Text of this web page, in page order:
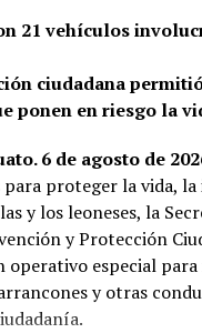
Seguridad, Prevención
con el despliegue
y retirar armas de
la comisión de delitos y
21 vehículos
ciudadana
ponen en riesgo la
6 de agosto de
para proteger la vida,
y los leoneses, la
y Protección
operativo especial
y otras